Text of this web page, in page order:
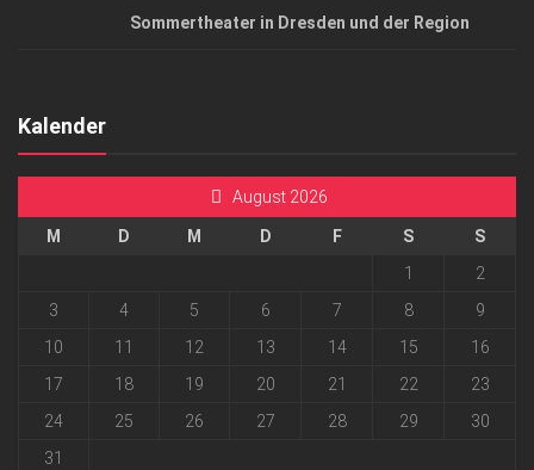
Sommertheater in Dresden und der Region
Kalender
August 2026
M D M D F S
S
1
2
3
4 5 6 7 8
9
10
11 12 13 14 15
16
17
18 19 20 21 22
23
24
25 26 27 28 29
30
31